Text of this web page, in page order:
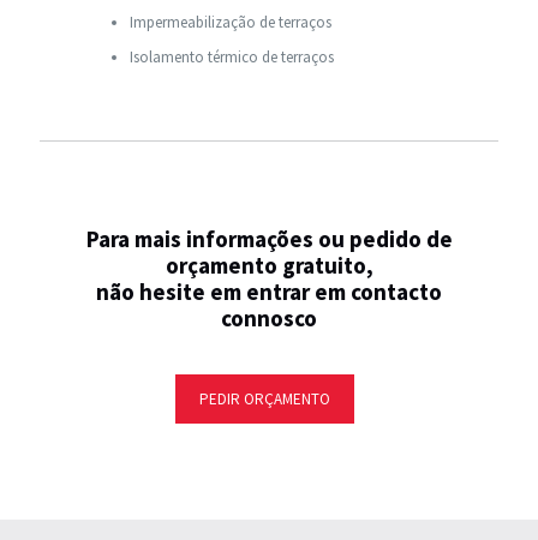
Impermeabilização de terraços
Isolamento térmico de terraços
Para mais informações ou pedido de
orçamento gratuito,
não hesite em entrar em contacto
connosco
PEDIR ORÇAMENTO